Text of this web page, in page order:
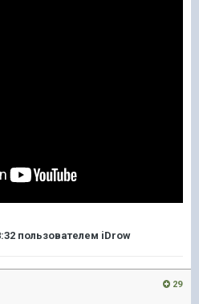
пользователем iDrow
29